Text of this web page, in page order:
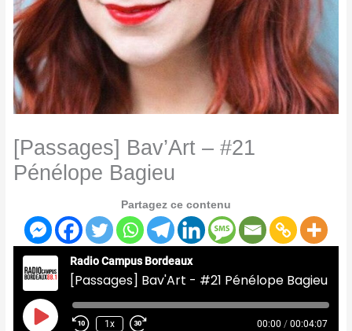
[Passages] Bav’Art – #21
Pénélope Bagieu
Partagez ce contenu
Radio Campus Bordeaux
[Passages] Bav'Art - #21 Pénélope Bagieu
Play
Episode
1x 00:00 / 00:04:07